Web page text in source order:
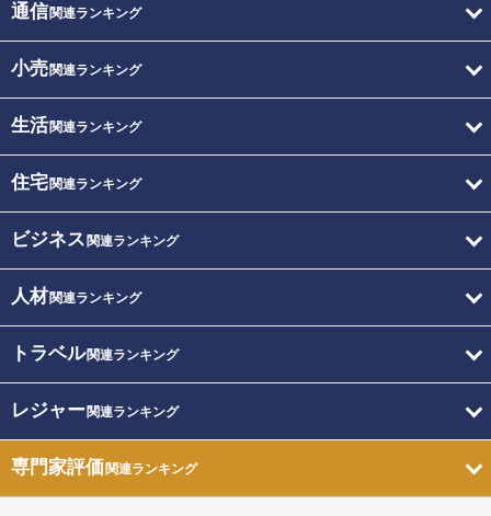
通信関連ランキング
小売関連ランキング
生活関連ランキング
住宅関連ランキング
ビジネス 関連ランキング
人材関連ランキング
トラベル関連ランキング
レジャー関連ランキング
専門家評価関連ランキング